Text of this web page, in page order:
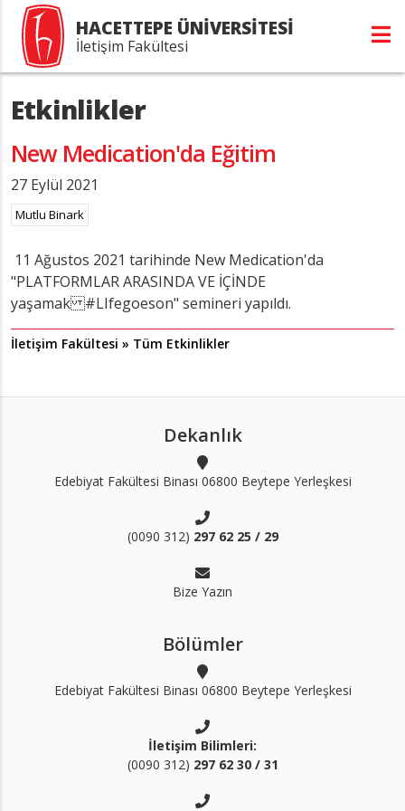
HACETTEPE ÜNİVERSİTESİ
İletişim Fakültesi
Etkinlikler
New Medication'da Eğitim
27 Eylül 2021
Mutlu Binark
11 Ağustos 2021 tarihinde New Medication'da
"PLATFORMLAR ARASINDA VE İÇİNDE
yaşamak #LIfegoeson" semineri yapıldı.
İletişim Fakültesi » Tüm Etkinlikler
Dekanlık
Edebiyat Fakültesi Binası 06800 Beytepe Yerleşkesi
(0090 312) 297 62 25 / 29
Bize Yazın
Bölümler
Edebiyat Fakültesi Binası 06800 Beytepe Yerleşkesi
İletişim Bilimleri:
(0090 312) 297 62 30 / 31